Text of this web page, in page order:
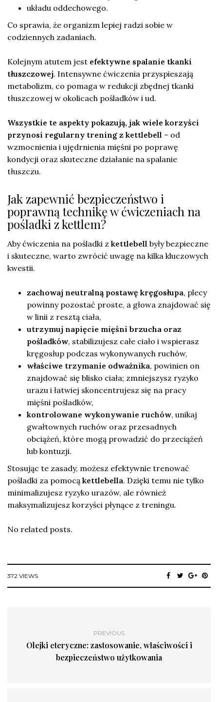
układu oddechowego.
Co sprawia, że organizm lepiej radzi sobie w
codziennych zadaniach.
Kolejnym atutem jest efektywne spalanie tkanki
tłuszczowej. Intensywne ćwiczenia przyspieszają
metabolizm, co pomaga w redukcji zbędnej tkanki
tłuszczowej w okolicach pośladków i ud.
Wszystkie te aspekty pokazują, jak wiele korzyści
przynosi regularny trening z kettlebell – od
wzmocnienia i ujędrnienia mięśni po poprawę
kondycji oraz skuteczne działanie na spalanie
tłuszczu.
Jak zapewnić bezpieczeństwo i
poprawną technikę w ćwiczeniach na
pośladki z kettlem?
Aby ćwiczenia na pośladki z kettlebell były bezpieczne
i skuteczne, warto zwrócić uwagę na kilka kluczowych
kwestii.
zachowaj neutralną postawę kręgosłupa, plecy
powinny pozostać proste, a głowa znajdować się
w linii z resztą ciała,
utrzymuj napięcie mięśni brzucha oraz
pośladków, stabilizujesz całe ciało i wspierasz
kręgosłup podczas wykonywanych ruchów,
właściwe trzymanie odważnika, powinien on
znajdować się blisko ciała; zmniejszysz ryzyko
urazu i łatwiej skoncentrujesz się na pracy
mięśni pośladków,
kontrolowane wykonywanie ruchów, unikaj
gwałtownych ruchów oraz przesadnych
obciążeń, które mogą prowadzić do przeciążeń
lub kontuzji.
Stosując te zasady, możesz efektywnie trenować
pośladki za pomocą kettlebella. Dzięki temu nie tylko
minimalizujesz ryzyko urazów, ale również
maksymalizujesz korzyści płynące z treningu.
No related posts.
372 VIEWS
PREVIOUS
Olejki eteryczne: zastosowanie, właściwości i
bezpieczeństwo użytkowania